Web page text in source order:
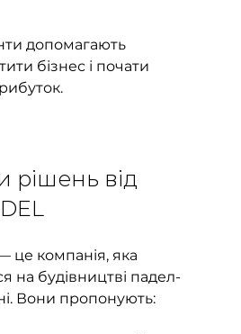
допомагають
бізнес і почати
рішень від
це компанія, яка
на будівництві падел-
Вони пропонують: